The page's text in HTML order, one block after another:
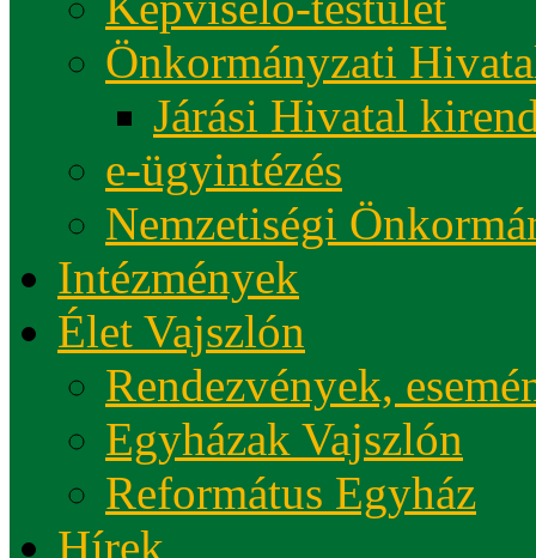
Önkormányzati
Járási Hivatal
e-ügyintézés
Nemzetiségi
Intézmények
Élet Vajszlón
Rendezvények,
Egyházak Vajszlón
Református Egyház
Hírek